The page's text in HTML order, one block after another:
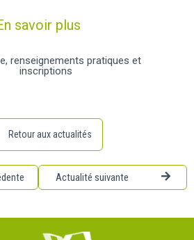
savoir plus
renseignements pratiques et
inscriptions
Retour aux actualités
Actualité suivante